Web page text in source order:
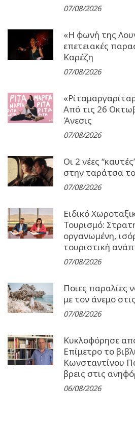
07/08/2026
«Η φωνή της
επετειακές
Καρέζη
07/08/2026
Από τις 26
Άνεσις
07/08/2026
Οι 2 νέες
στην ταράτσα
07/08/2026
Ειδικό
Τουρισμό:
οργανωμένη,
τουριστική
07/08/2026
Ποιες παραλίες
με τον άνεμο
07/08/2026
Κυκλοφόρησε
Επίμετρο το
Κωνσταντίνου
βρεις στις
06/08/2026